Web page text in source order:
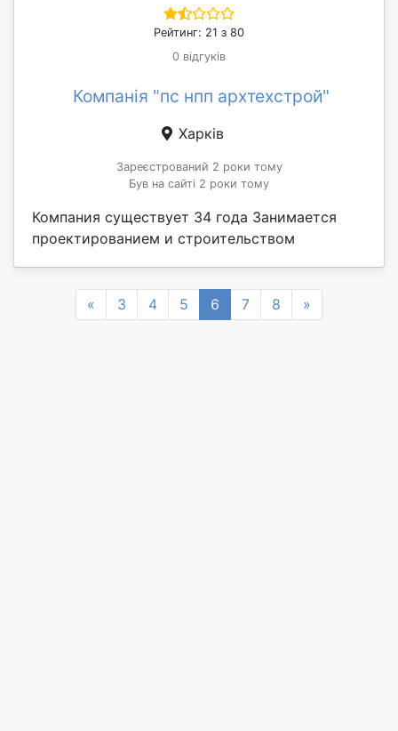
Рейтинг: 21 з 80
0 відгуків
Компанія "пс нпп архтехстрой"
Харків
Зареєстрований 2 роки тому
Був на сайті 2 роки тому
Компания существует 34 года Занимается
проектированием и строительством
« Previous
3 4 5 6 7 8 »